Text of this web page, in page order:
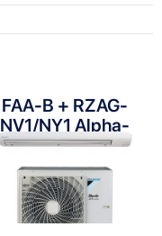
FAA-B + RZAG-
NV1/NY1 Alpha-
series